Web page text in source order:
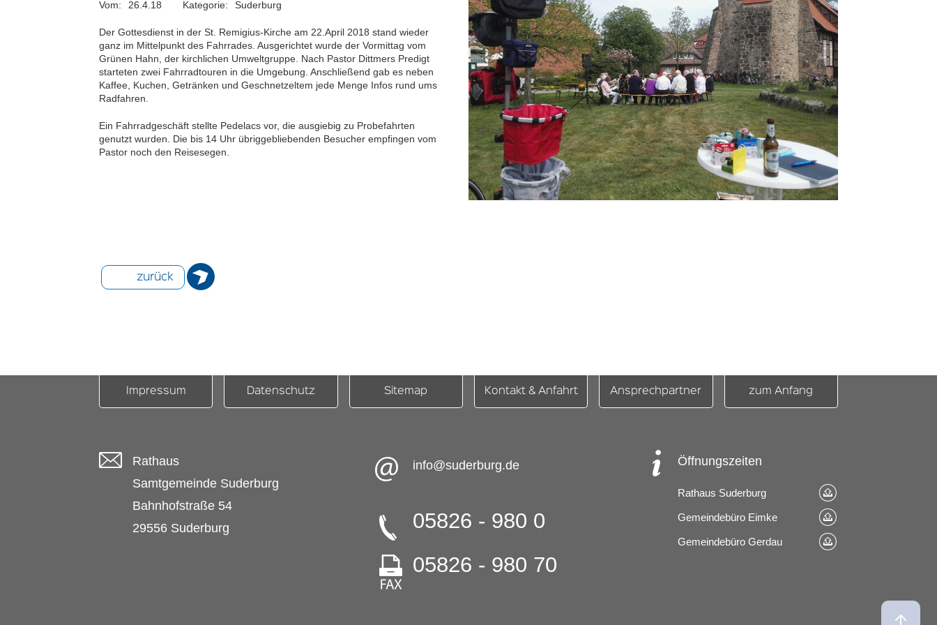
Vom: 26.4.18 Kategorie: Suderburg
Der Gottesdienst in der St. Remigius-Kirche am 22.April 2018 stand wieder
ganz im Mittelpunkt des Fahrrades. Ausgerichtet wurde der Vormittag vom
Grünen Hahn, der kirchlichen Umweltgruppe. Nach Pastor Dittmers Predigt
starteten zwei Fahrradtouren in die Umgebung. Anschließend gab es neben
Kaffee, Kuchen, Getränken und Geschnetzeltem jede Menge Infos rund ums
Radfahren.
Ein Fahrradgeschäft stellte Pedelacs vor, die ausgiebig zu Probefahrten
genutzt wurden. Die bis 14 Uhr übriggebliebenden Besucher empfingen vom
Pastor noch den Reisesegen.
zurück
Impressum Datenschutz Sitemap Kontakt & Anfahrt Ansprechpartner zum Anfang
Rathaus
Samtgemeinde Suderburg
Bahnhofstraße 54
29556 Suderburg
info@suderburg.de
05826 - 980 0
05826 - 980 70
Öffnungszeiten
Rathaus Suderburg
Gemeindebüro Eimke
Gemeindebüro Gerdau